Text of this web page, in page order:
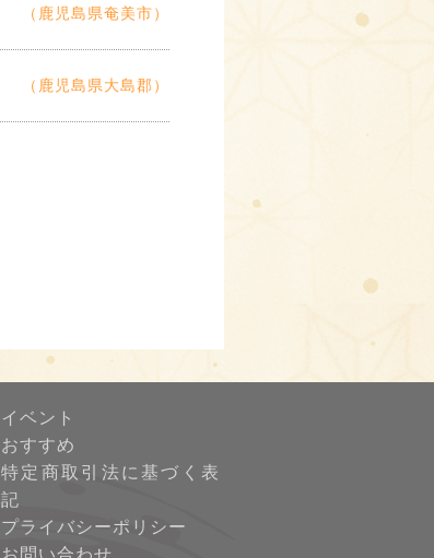
（鹿児島県奄美市）
（鹿児島県大島郡）
イベント
おすすめ
特定商取引法に基づく表
記
プライバシーポリシー
お問い合わせ